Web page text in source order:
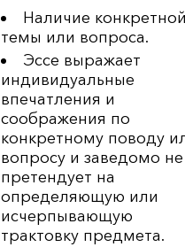
Наличие конкретной
темы или вопроса.
Эссе выражает
индивидуальные
впечатления и
соображения по
конкретному поводу
вопросу и заведомо не
претендует на
определяющую или
исчерпывающую
трактовку предмета.